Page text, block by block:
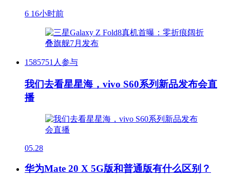
6 16小时前
1585751人参与
我们去看星星海，vivo S60系列新品发布会直
播
05.28
华为Mate 20 X 5G版和普通版有什么区别？